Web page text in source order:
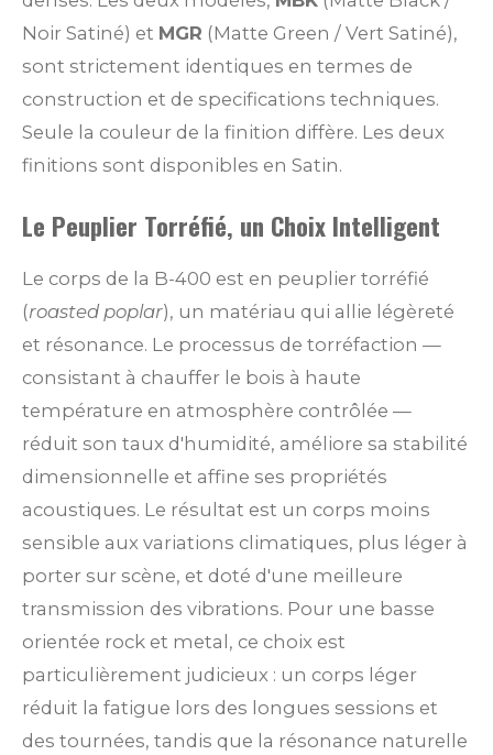
Noir Satiné) et MGR (Matte Green / Vert Satiné),
sont strictement identiques en termes de
construction et de specifications techniques.
Seule la couleur de la finition diffère. Les deux
finitions sont disponibles en Satin.
Le Peuplier Torréfié, un Choix Intelligent
Le corps de la B-400 est en peuplier torréfié
(roasted poplar), un matériau qui allie légèreté
et résonance. Le processus de torréfaction —
consistant à chauffer le bois à haute
température en atmosphère contrôlée —
réduit son taux d'humidité, améliore sa stabilité
dimensionnelle et affine ses propriétés
acoustiques. Le résultat est un corps moins
sensible aux variations climatiques, plus léger à
porter sur scène, et doté d'une meilleure
transmission des vibrations. Pour une basse
orientée rock et metal, ce choix est
particulièrement judicieux : un corps léger
réduit la fatigue lors des longues sessions et
des tournées, tandis que la résonance naturelle